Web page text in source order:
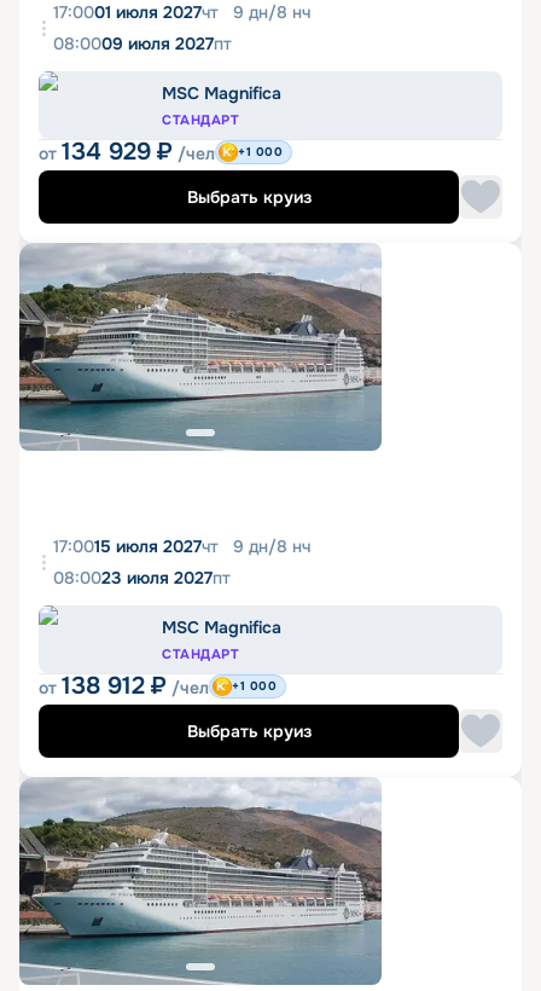
17:0001 июля 2027чт 9 дн/8 нч
08:0009 июля 2027пт
MSC Magnifica
СТАНДАРТ
от 134 929 ₽ /чел +1 000
Выбрать круиз
17:0015 июля 2027чт 9 дн/8 нч
08:0023 июля 2027пт
MSC Magnifica
СТАНДАРТ
от 138 912 ₽ /чел +1 000
Выбрать круиз